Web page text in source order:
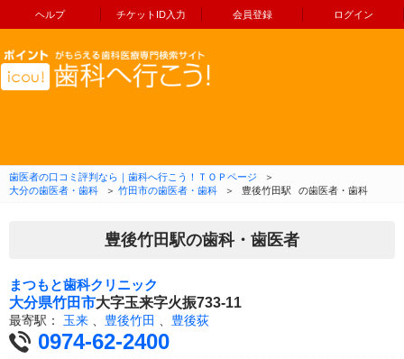
ヘルプ チケットID入力 会員登録 ログイン
コンテンツへ移動
歯医者の口コミ評判なら｜歯科へ行こう！ＴＯＰページ
＞
大分の歯医者・歯科
＞ 竹田市の歯医者・歯科 ＞ 豊後竹田駅 の歯医者・歯科
豊後竹田駅の歯科・歯医者
まつもと歯科クリニック
大分県竹田市大字玉来字火振733-11
最寄駅： 玉来 豊後竹田 豊後荻
0974-62-2400